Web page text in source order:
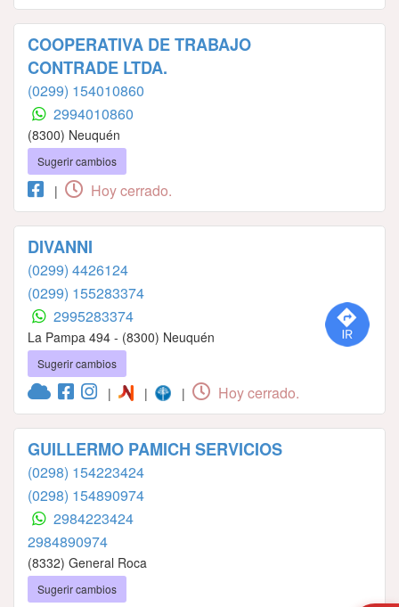
COOPERATIVA DE TRABAJO
CONTRADE LTDA.
(0299) 154010860
2994010860
(8300) Neuquén
Sugerir cambios
| Hoy cerrado.
DIVANNI
(0299) 4426124
(0299) 155283374
2995283374
La Pampa 494 - (8300) Neuquén
Sugerir cambios
| | | Hoy cerrado.
GUILLERMO PAMICH SERVICIOS
(0298) 154223424
(0298) 154890974
2984223424
2984890974
(8332) General Roca
Sugerir cambios